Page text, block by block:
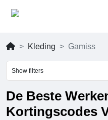
Kleding Gamiss
Show filters
De Beste
Kortingscodes